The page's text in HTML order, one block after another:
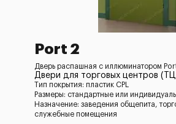
Port 2
Дверь распашная с иллюминатором
Двери для торговых центров
Тип покрытия: пластик CPL
Размеры: стандартные или
Назначение: заведения общепита,
служебные помещения